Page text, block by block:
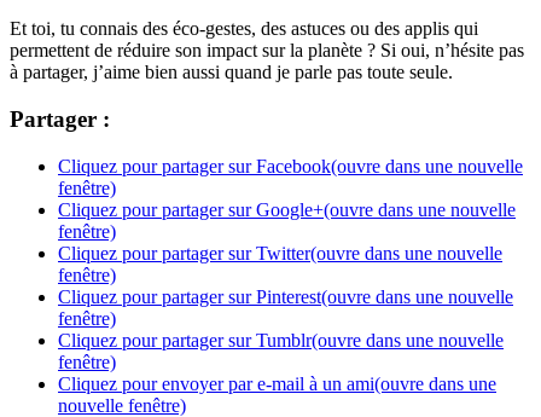
Et toi, tu connais des éco-gestes, des astuces ou des applis qui
permettent de réduire son impact sur la planète ? Si oui, n’hésite pas
à partager, j’aime bien aussi quand je parle pas toute seule.
Partager :
Cliquez pour partager sur Facebook(ouvre dans une nouvelle
fenêtre)
Cliquez pour partager sur Google+(ouvre dans une nouvelle
fenêtre)
Cliquez pour partager sur Twitter(ouvre dans une nouvelle
fenêtre)
Cliquez pour partager sur Pinterest(ouvre dans une nouvelle
fenêtre)
Cliquez pour partager sur Tumblr(ouvre dans une nouvelle
fenêtre)
Cliquez pour envoyer par e-mail à un ami(ouvre dans une
nouvelle fenêtre)